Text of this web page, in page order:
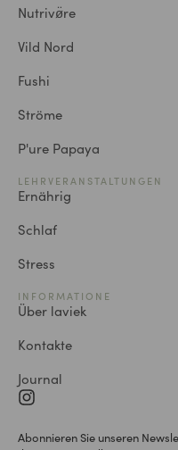
Nutrivø̈re
Vild Nord
Fushi
Ströme
P'ure Papaya
LEHRVERANSTALTUNGEN
Ernährig
Schlaf
Stress
INFORMATIONE
Über laviek
Kontakte
Journal
Abonnieren Sie unseren